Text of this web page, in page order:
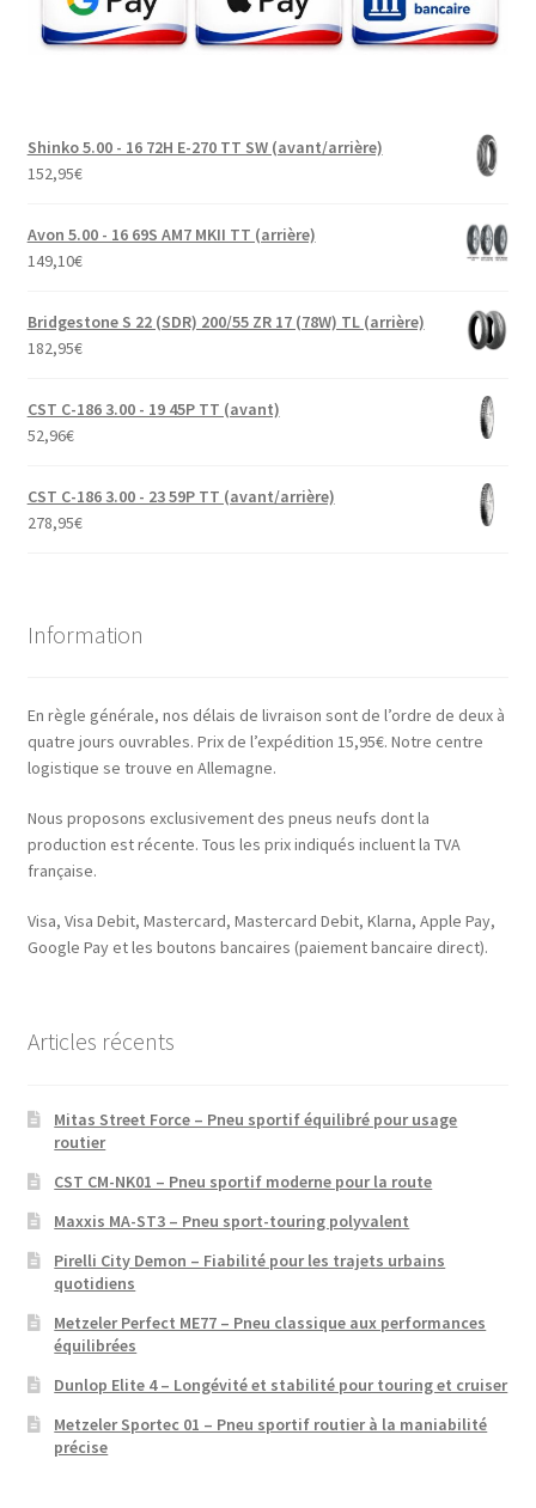
Shinko 5.00 - 16 72H E-270 TT SW (avant/arrière)
152,95€
Avon 5.00 - 16 69S AM7 MKII TT (arrière)
149,10€
Bridgestone S 22 (SDR) 200/55 ZR 17 (78W) TL (arrière)
182,95€
CST C-186 3.00 - 19 45P TT (avant)
52,96€
CST C-186 3.00 - 23 59P TT (avant/arrière)
278,95€
Information
En règle générale, nos délais de livraison sont de l’ordre de deux à
quatre jours ouvrables. Prix de l’expédition 15,95€. Notre centre
logistique se trouve en Allemagne.
Nous proposons exclusivement des pneus neufs dont la
production est récente. Tous les prix indiqués incluent la TVA
française.
Visa, Visa Debit, Mastercard, Mastercard Debit, Klarna, Apple Pay,
Google Pay et les boutons bancaires (paiement bancaire direct).
Articles récents
Mitas Street Force – Pneu sportif équilibré pour usage
routier
CST CM-NK01 – Pneu sportif moderne pour la route
Maxxis MA-ST3 – Pneu sport-touring polyvalent
Pirelli City Demon – Fiabilité pour les trajets urbains
quotidiens
Metzeler Perfect ME77 – Pneu classique aux performances
équilibrées
Dunlop Elite 4 – Longévité et stabilité pour touring et cruiser
Metzeler Sportec 01 – Pneu sportif routier à la maniabilité
précise